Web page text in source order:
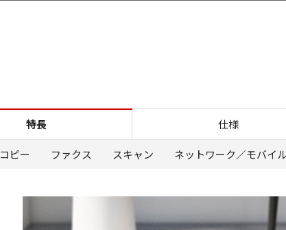
特長 仕様
コピー ファクス スキャン ネットワーク／モバイ